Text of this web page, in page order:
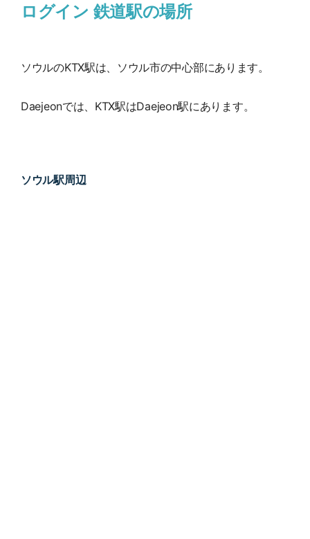
ログイン 鉄道駅の場所
ソウルのKTX駅は、ソウル市の中心部にあります。
Daejeonでは、KTX駅はDaejeon駅にあります。
ソウル駅周辺